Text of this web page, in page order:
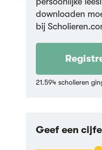
downloaden
bij
21.594 scholieren
Geef een